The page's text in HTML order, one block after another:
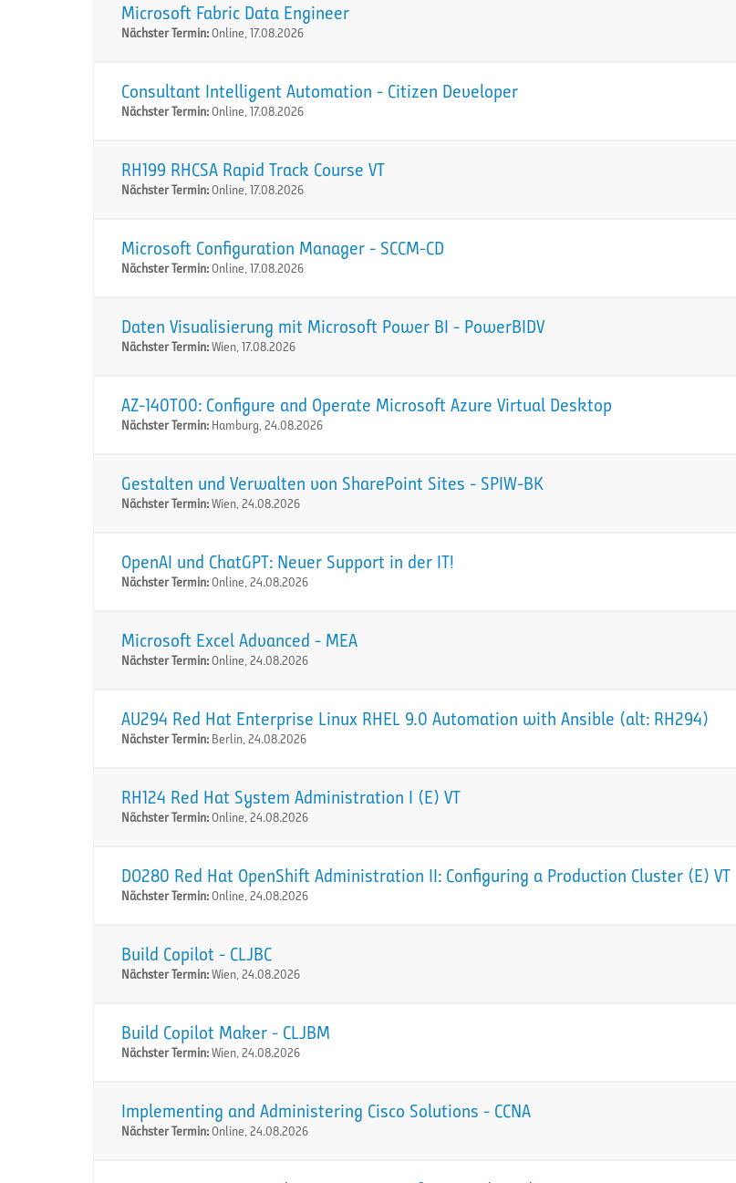
Microsoft Fabric Data Engineer
Nächster Termin:Online, 17.08.2026
Consultant Intelligent Automation - Citizen Developer
Nächster Termin:Online, 17.08.2026
RH199 RHCSA Rapid Track Course VT
Nächster Termin:Online, 17.08.2026
Microsoft Configuration Manager - SCCM-CD
Nächster Termin:Online, 17.08.2026
Daten Visualisierung mit Microsoft Power BI - PowerBIDV
Nächster Termin:Wien, 17.08.2026
AZ-140T00: Configure and Operate Microsoft Azure Virtual Desktop
Nächster Termin: Hamburg, 24.08.2026
Gestalten und Verwalten von SharePoint Sites - SPIW-BK
Nächster Termin:Wien, 24.08.2026
OpenAI und ChatGPT: Neuer Support in der IT!
Nächster Termin:Online, 24.08.2026
Microsoft Excel Advanced - MEA
Nächster Termin:Online, 24.08.2026
AU294 Red Hat Enterprise Linux RHEL 9.0 Automation with Ansible (alt: RH294)
Nächster Termin: Berlin, 24.08.2026
RH124 Red Hat System Administration I (E) VT
Nächster Termin:Online, 24.08.2026
DO280 Red Hat OpenShift Administration II: Configuring a Production Cluster (E) VT
Nächster Termin:Online, 24.08.2026
Build Copilot - CLJBC
Nächster Termin:Wien, 24.08.2026
Build Copilot Maker - CLJBM
Nächster Termin:Wien, 24.08.2026
Implementing and Administering Cisco Solutions - CCNA
Nächster Termin:Online, 24.08.2026